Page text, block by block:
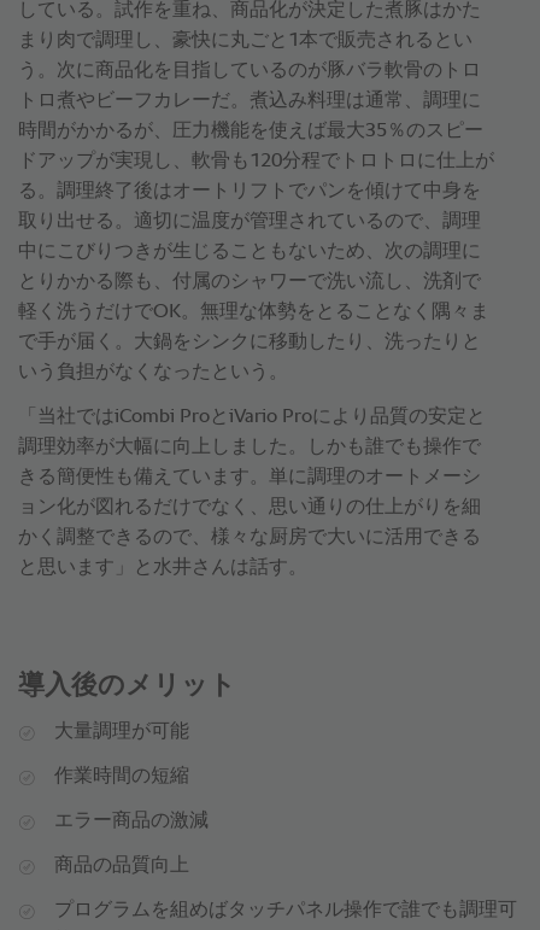
している。試作を重ね、商品化が決定した煮豚はかた
まり肉で調理し、豪快に丸ごと1本で販売されるとい
う。次に商品化を目指しているのが豚バラ軟骨のトロ
トロ煮やビーフカレーだ。煮込み料理は通常、調理に
時間がかかるが、圧力機能を使えば最大35％のスピー
ドアップが実現し、軟骨も120分程でトロトロに仕上が
る。調理終了後はオートリフトでパンを傾けて中身を
取り出せる。適切に温度が管理されているので、調理
中にこびりつきが生じることもないため、次の調理に
とりかかる際も、付属のシャワーで洗い流し、洗剤で
軽く洗うだけでOK。無理な体勢をとることなく隅々ま
で手が届く。大鍋をシンクに移動したり、洗ったりと
いう負担がなくなったという。
「当社ではiCombi ProとiVario Proにより品質の安定と
調理効率が大幅に向上しました。しかも誰でも操作で
きる簡便性も備えています。単に調理のオートメーシ
ョン化が図れるだけでなく、思い通りの仕上がりを細
かく調整できるので、様々な厨房で大いに活用できる
と思います」と水井さんは話す。
導入後のメリット
大量調理が可能
作業時間の短縮
エラー商品の激減
商品の品質向上
プログラムを組めばタッチパネル操作で誰でも調理可